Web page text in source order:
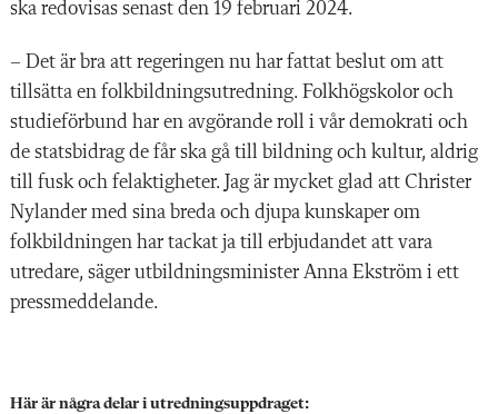
ska redovisas senast den 19 februari 2024.
– Det är bra att regeringen nu har fattat beslut om att
tillsätta en folkbildningsutredning. Folkhögskolor och
studieförbund har en avgörande roll i vår demokrati och
de statsbidrag de får ska gå till bildning och kultur, aldrig
till fusk och felaktigheter. Jag är mycket glad att Christer
Nylander med sina breda och djupa kunskaper om
folkbildningen har tackat ja till erbjudandet att vara
utredare, säger utbildningsminister Anna Ekström i ett
pressmeddelande.
Här är några delar i utredningsuppdraget: